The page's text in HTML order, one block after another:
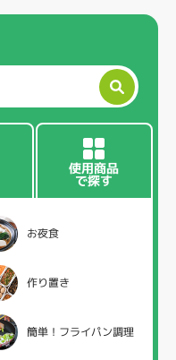
使用商品
で探す
お夜食
作り置き
簡単！フライパン調理